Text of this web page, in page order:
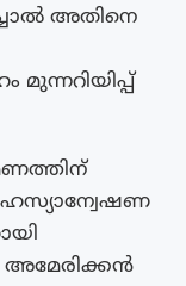
അതിനെ